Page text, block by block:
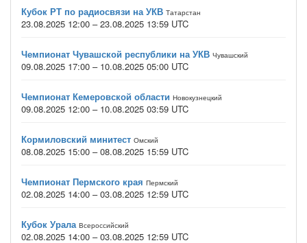
Кубок РТ по радиосвязи на УКВ Татарстан
23.08.2025 12:00 – 23.08.2025 13:59 UTC
Чемпионат Чувашской республики на УКВ Чувашский
09.08.2025 17:00 – 10.08.2025 05:00 UTC
Чемпионат Кемеровской области Новокузнецкий
09.08.2025 12:00 – 10.08.2025 03:59 UTC
Кормиловский минитест Омский
08.08.2025 15:00 – 08.08.2025 15:59 UTC
Чемпионат Пермского края Пермский
02.08.2025 14:00 – 03.08.2025 12:59 UTC
Кубок Урала Всероссийский
02.08.2025 14:00 – 03.08.2025 12:59 UTC